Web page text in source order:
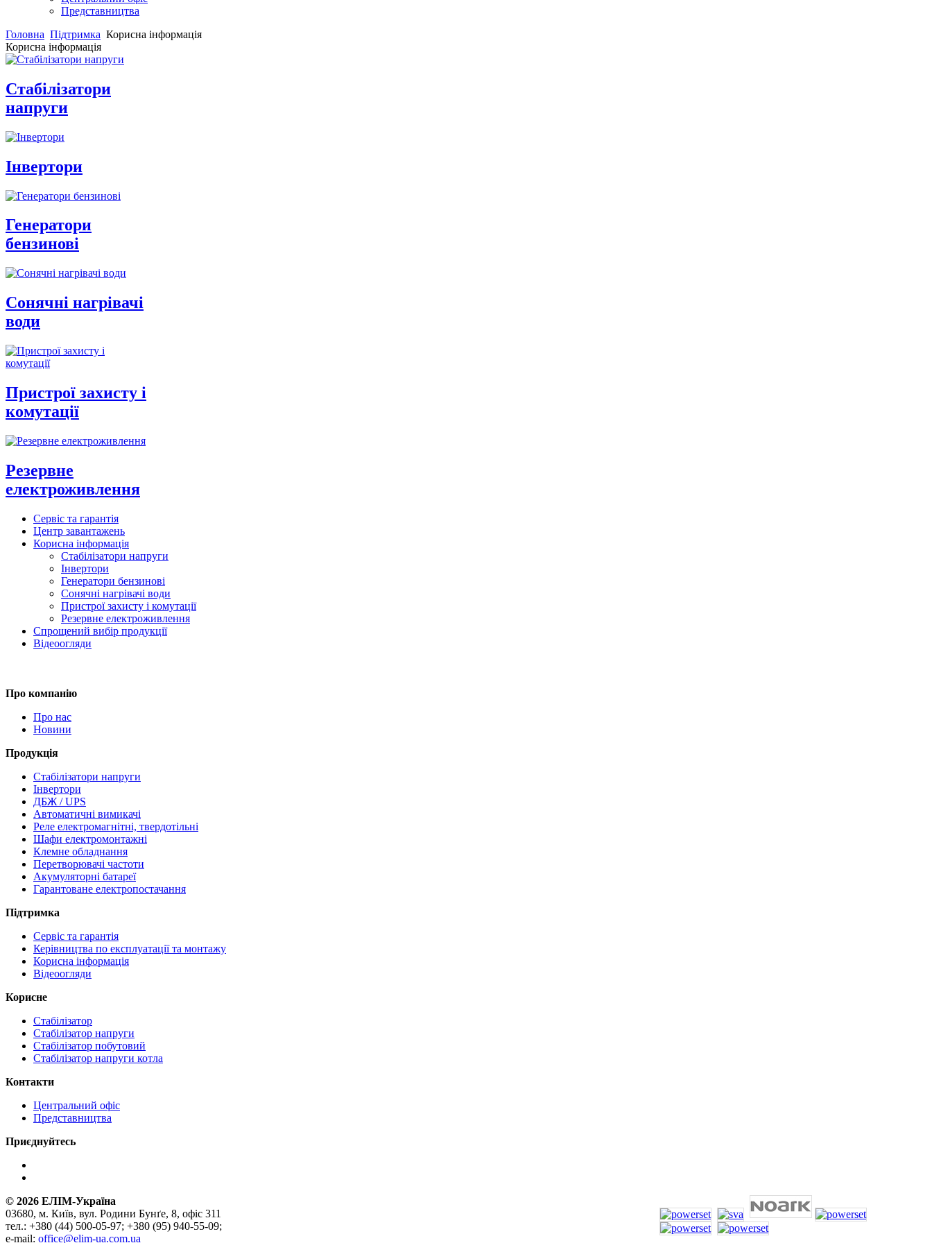
Представництва
Головна Підтримка Корисна інформація
Корисна інформація
Стабілізатори
напруги
Інвертори
Генератори
бензинові
Сонячні нагрівачі
води
Пристрої захисту і
комутації
Резервне
електроживлення
Сервіс та гарантія
Центр завантажень
Корисна інформація
Стабілізатори напруги
Інвертори
Генератори бензинові
Сонячні нагрівачі води
Пристрої захисту і комутації
Резервне електроживлення
Спрощений вибір продукції
Відеоогляди
Про компанію
Про нас
Новини
Продукція
Стабілізатори напруги
Інвертори
ДБЖ / UPS
Автоматичні вимикачі
Реле електромагнітні, твердотільні
Шафи електромонтажні
Клемне обладнання
Перетворювачі частоти
Акумуляторні батареї
Гарантоване електропостачання
Підтримка
Сервіс та гарантія
Керівництва по експлуатації та монтажу
Корисна інформація
Відеоогляди
Корисне
Стабілізатор
Стабілізатор напруги
Стабілізатор побутовий
Стабілізатор напруги котла
Контакти
Центральний офіс
Представництва
Приєднуйтесь
© 2026 ЕЛІМ-Україна
03680, м. Київ, вул. Родини Бунґе, 8, офіс 311
тел.: +380 (44) 500-05-97; +380 (95) 940-55-09;
e-mail: office@elim-ua.com.ua